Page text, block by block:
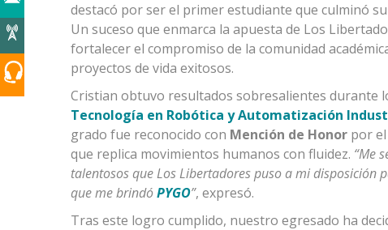
destacó por ser el primer estudiante que culminó
Un suceso que enmarca la apuesta de Los
fortalecer el compromiso de la comunidad
proyectos de vida exitosos.
Cristian obtuvo resultados sobresalientes durante
Tecnología en Robótica y Automatización
grado fue reconocido con Mención de Honor por
que replica movimientos humanos con fluidez. “Me
talentosos que Los Libertadores puso a mi
que me brindóPYGO”, expresó.
Tras este logro cumplido, nuestro egresado ha